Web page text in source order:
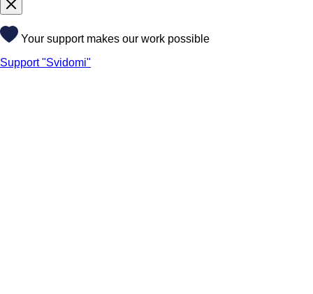
Your support makes our work possible
Support "Svidomi"